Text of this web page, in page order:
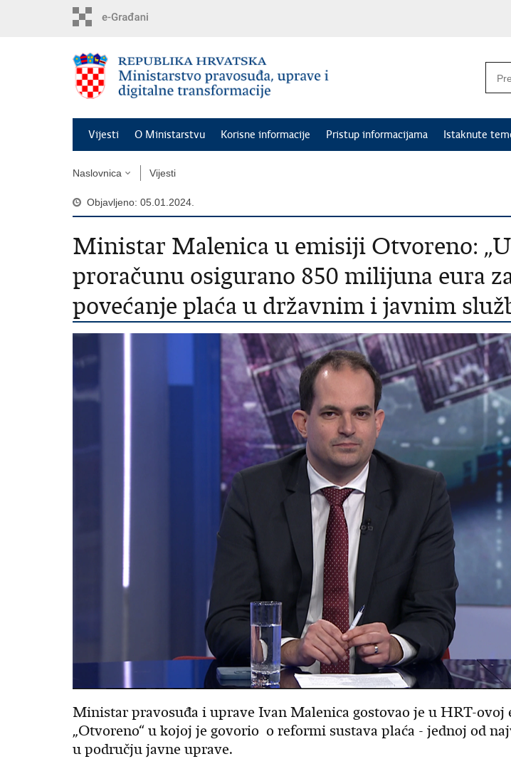
Vijesti O Ministarstvu Korisne informacije Pristup informacijama Istaknute
Naslovnica Vijesti
Objavljeno: 05.01.2024.
Ministar Malenica u emisiji Otvoreno: „U
proračunu osigurano 850 milijuna eura
povećanje plaća u državnim i javnim
Ministar pravosuđa i uprave Ivan Malenica gostovao je u HRT-ovoj
„Otvoreno“ u kojoj je govorio o reformi sustava plaća - jednoj od
u području javne uprave.